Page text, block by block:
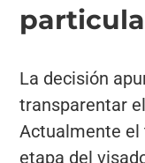
La decisión
transparentar
Actualmente
etapa del